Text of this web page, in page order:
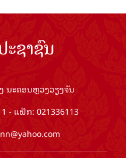
ຊາຊົນ
ນະຄອນຫຼວງວຽງຈັນ
- ແຟັກ: 021336113